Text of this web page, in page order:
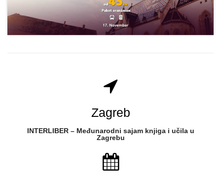
Zagreb
INTERLIBER – Međunarodni sajam knjiga i učila u
Zagrebu